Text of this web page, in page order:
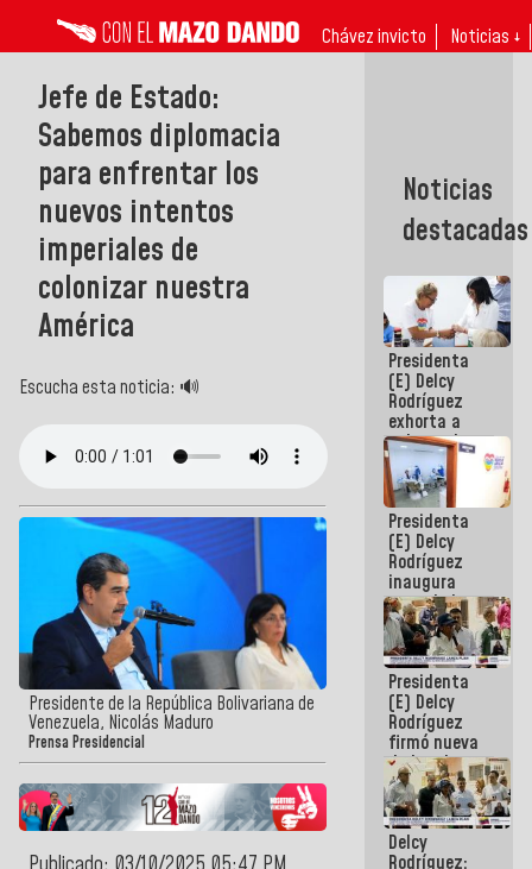
Chávez invicto Noticias ↓
Jefe de Estado:
Sabemos diplomacia
para enfrentar los
nuevos intentos
imperiales de
colonizar nuestra
América
Escucha esta noticia: 🔊
Presidente de la República Bolivariana de
Venezuela, Nicolás Maduro
Prensa Presidencial
Noticias
destacadas
Presidenta
(E) Delcy
Rodríguez
exhorta a
gobernadores
y alcaldes a
edificar
casas para
abuelos
Presidenta
(E) Delcy
Rodríguez
inaugura
casa de los
Abuelos
Primavera
en Caracas
Presidenta
(E) Delcy
Rodríguez
firmó nueva
de Ley de
Arrendamiento
aprobada
por la AN
Delcy
Rodríguez: